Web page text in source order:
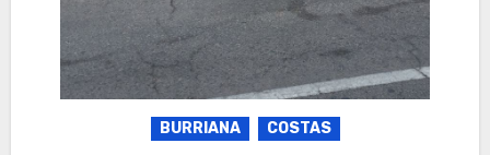
BURRIANA COSTAS